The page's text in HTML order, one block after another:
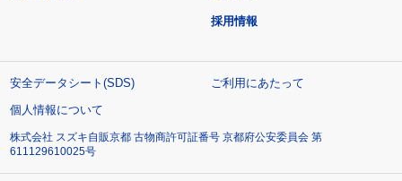
採用情報
安全データシート(SDS)
ご利用にあたって
個人情報について
株式会社 スズキ自販京都 古物商許可証番号 京都府公安委員会 第
611129610025号